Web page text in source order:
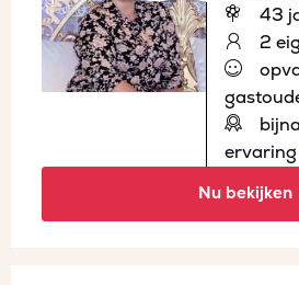
43
2
ervaring
Nu bekijken